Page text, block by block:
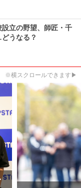
立の野望、師匠・千
うなる？
※横スクロールできます▶